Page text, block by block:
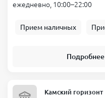
ежедневно, 10:00–22:00
Прием наличных
Подробнее
Камский горизонт